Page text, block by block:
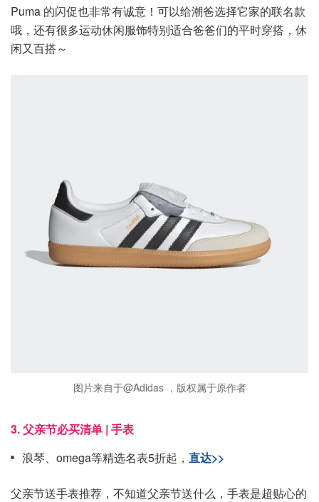
Puma 的闪促也非常有诚意！可以给潮爸选择它家的联名款
哦，还有很多运动休闲服饰特别适合爸爸们的平时穿搭，休
闲又百搭～
图片来自于@Adidas ，版权属于原作者
3. 父亲节必买清单 | 手表
浪琴、omega等精选名表5折起， 直达>>
父亲节送手表推荐，不知道父亲节送什么，手表是超贴心的